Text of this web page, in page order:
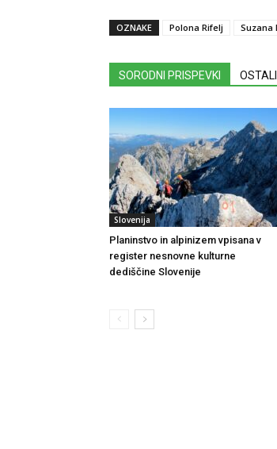
OZNAKE Polona Rifelj Suzana
SORODNI PRISPEVKI
Slovenija
Planinstvo in alpinizem vpisana v
register nesnovne kulturne
dediščine Slovenije